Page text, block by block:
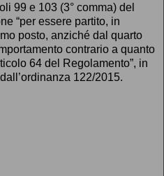
99 e 103 (3° comma) del
“per essere partito, in
posto, anziché dal quarto
contrario a quanto
64 del Regolamento”, in
122/2015.